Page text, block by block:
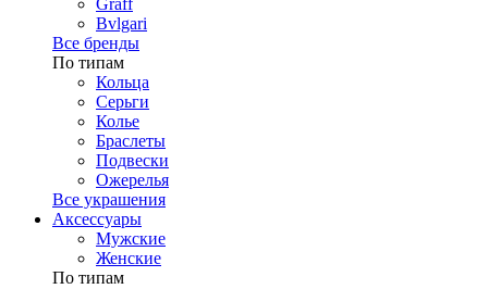
Graff
Bvlgari
Все бренды
По типам
Кольца
Серьги
Колье
Браслеты
Подвески
Ожерелья
Все украшения
Аксессуары
Мужские
Женские
По типам